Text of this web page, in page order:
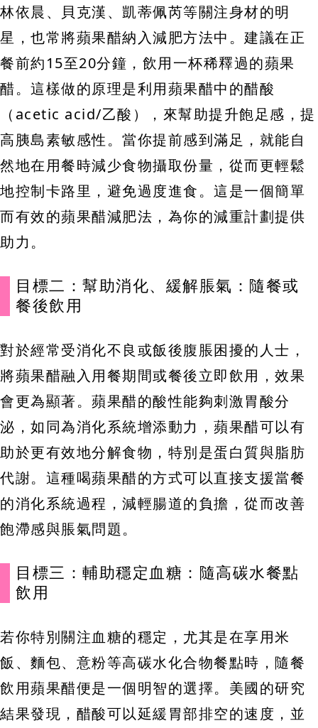
林依晨、貝克漢、凱蒂佩芮等關注身材的明
星，也常將蘋果醋納入減肥方法中。建議在正
餐前約15至20分鐘，飲用一杯稀釋過的蘋果
醋。這樣做的原理是利用蘋果醋中的醋酸
（acetic acid/乙酸），來幫助提升飽足感，提
高胰島素敏感性。當你提前感到滿足，就能自
然地在用餐時減少食物攝取份量，從而更輕鬆
地控制卡路里，避免過度進食。這是一個簡單
而有效的蘋果醋減肥法，為你的減重計劃提供
助力。
目標二：幫助消化、緩解脹氣：隨餐或
餐後飲用
對於經常受消化不良或飯後腹脹困擾的人士，
將蘋果醋融入用餐期間或餐後立即飲用，效果
會更為顯著。蘋果醋的酸性能夠刺激胃酸分
泌，如同為消化系統增添動力，蘋果醋可以有
助於更有效地分解食物，特別是蛋白質與脂肪
代謝。這種喝蘋果醋的方式可以直接支援當餐
的消化系統過程，減輕腸道的負擔，從而改善
飽滯感與脹氣問題。
目標三：輔助穩定血糖：隨高碳水餐點
飲用
若你特別關注血糖的穩定，尤其是在享用米
飯、麵包、意粉等高碳水化合物餐點時，隨餐
飲用蘋果醋便是一個明智的選擇。美國的研究
結果發現，醋酸可以延緩胃部排空的速度，並